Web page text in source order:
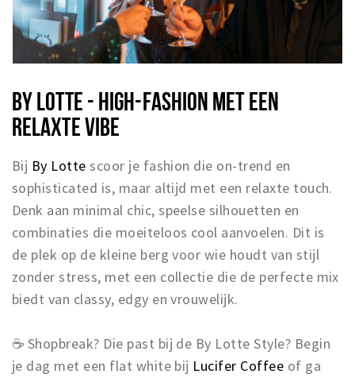
BY LOTTE - HIGH-FASHION MET EEN
RELAXTE VIBE
Bij By Lotte scoor je fashion die on-trend en
sophisticated is, maar altijd met een relaxte touch.
Denk aan minimal chic, speelse silhouetten en
combinaties die moeiteloos cool aanvoelen. Dit is
de plek op de kleine berg voor wie houdt van stijl
zonder stress, met een collectie die de perfecte mix
biedt van classy, edgy en vrouwelijk.
☕ Shopbreak? Die past bij de By Lotte Style? Begin
je dag met een flat white bij Lucifer Coffee of ga